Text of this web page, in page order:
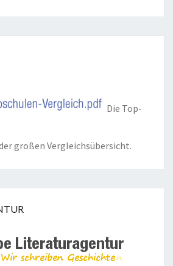
Die Top-
großen Vergleichsübersicht.